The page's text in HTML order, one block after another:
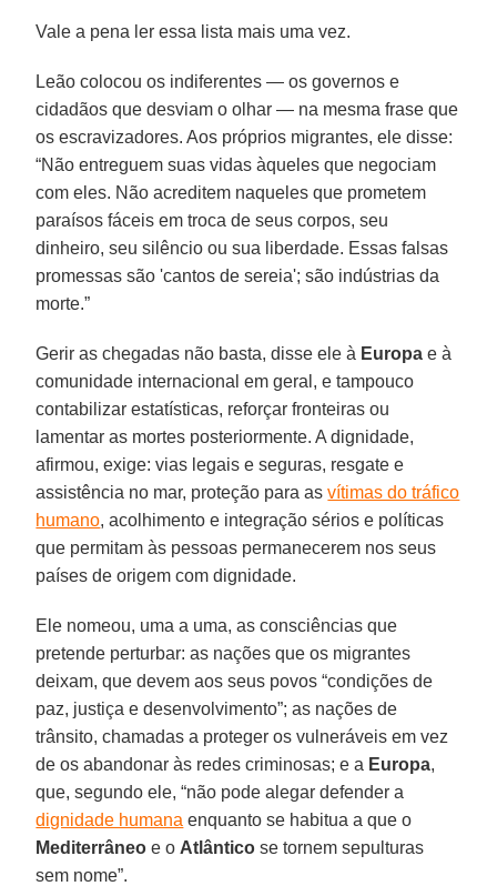
Vale a pena ler essa lista mais uma vez.
Leão colocou os indiferentes — os governos e
cidadãos que desviam o olhar — na mesma frase que
os escravizadores. Aos próprios migrantes, ele disse:
“Não entreguem suas vidas àqueles que negociam
com eles. Não acreditem naqueles que prometem
paraísos fáceis em troca de seus corpos, seu
dinheiro, seu silêncio ou sua liberdade. Essas falsas
promessas são 'cantos de sereia'; são indústrias da
morte.”
Gerir as chegadas não basta, disse ele à Europa e à
comunidade internacional em geral, e tampouco
contabilizar estatísticas, reforçar fronteiras ou
lamentar as mortes posteriormente. A dignidade,
afirmou, exige: vias legais e seguras, resgate e
assistência no mar, proteção para asvítimas do tráfico
humano, acolhimento e integração sérios e políticas
que permitam às pessoas permanecerem nos seus
países de origem com dignidade.
Ele nomeou, uma a uma, as consciências que
pretende perturbar: as nações que os migrantes
deixam, que devem aos seus povos “condições de
paz, justiça e desenvolvimento”; as nações de
trânsito, chamadas a proteger os vulneráveis ​​em vez
de os abandonar às redes criminosas; e a Europa,
que, segundo ele, “não pode alegar defender a
dignidade humana enquanto se habitua a que o
Mediterrâneo e o Atlântico se tornem sepulturas
sem nome”.